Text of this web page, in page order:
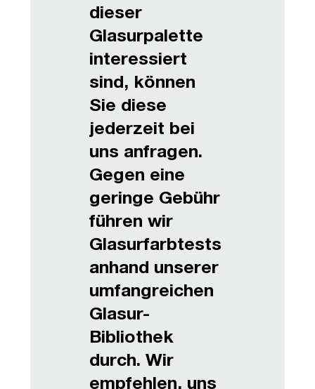
dieser
Glasurpalette
interessiert
sind, können
Sie diese
jederzeit bei
uns anfragen.
Gegen eine
geringe Gebühr
führen wir
Glasurfarbtests
anhand unserer
umfangreichen
Glasur-
Bibliothek
durch. Wir
empfehlen, uns